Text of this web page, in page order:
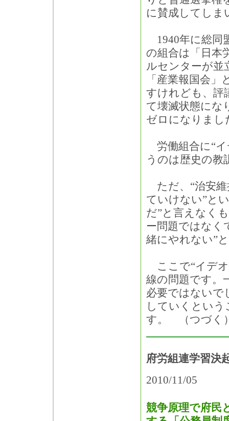
に賛成してしま
1940年に総同
の組合は「日本
ルセンターが並
「産業報国会
すけれども、評
て壊滅状態にな
ゼロになりまし
労働組合に“イ
うのは歴史の教
ただ、“治安維
ていけない”と
だ”と言えなく
ー問題ではなく
緒にやれない”
ここで“イデ
線の問題です。
必要ではないで
していくとい
す。 （つづく
府労組連学習決
2010/11/05
競争原理で府民